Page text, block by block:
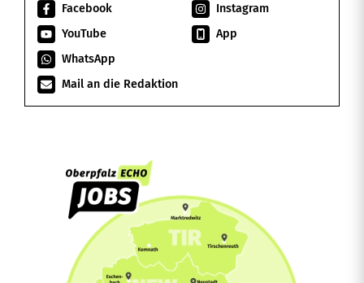
Facebook
Instagram
YouTube
App
WhatsApp
Mail an die Redaktion